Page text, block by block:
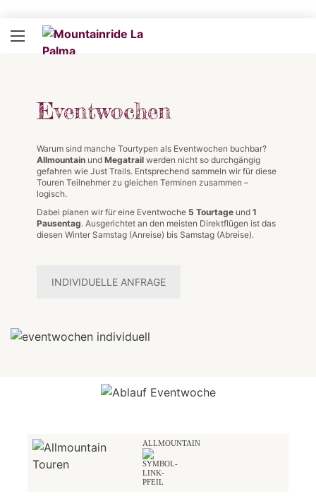
Eventwochen
Warum sind manche Tourtypen als Eventwochen buchbar?
Allmountain undMegatrail werden nicht so durchgängig
gefahren wie Just Trails. Entsprechend sammeln wir für diese
Touren Teilnehmer zu gleichen Terminen zusammen –
logisch.
Dabei planen wir für eine Eventwoche 5 Tourtage und1
Pausentag. Ausgerichtet an den meisten Direktflügen ist das
diesen Winter Samstag (Anreise) bis Samstag (Abreise).
INDIVIDUELLE ANFRAGE
ALLMOUNTAIN